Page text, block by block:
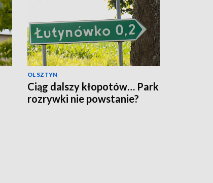
OLSZTYN
Ciąg dalszy kłopotów… Park
rozrywki nie powstanie?